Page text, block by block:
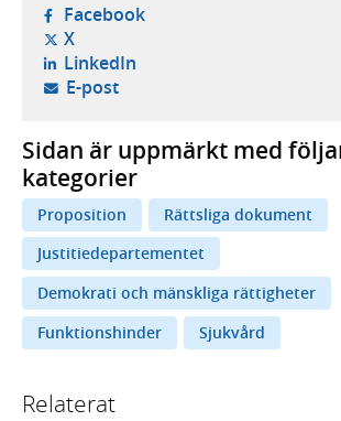
Facebook- öppnas i ny flik,
X- öppnas i ny flik, extern
LinkedIn- öppnas i ny flik, extern
E-post- öppnar din e-postklient,
Sidan är uppmärkt med
kategorier
Proposition
Rättsliga dokument
Justitiedepartementet
Demokrati och mänskliga rättigheter
Funktionshinder
Sjukvård
Relaterat